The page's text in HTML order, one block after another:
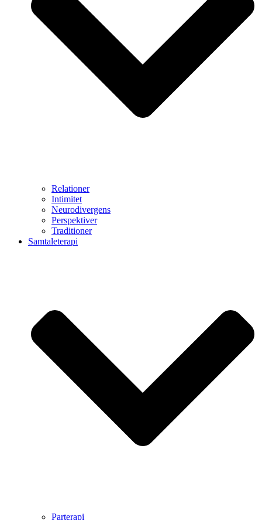
Relationer
Intimitet
Neurodivergens
Perspektiver
Traditioner
Samtaleterapi
Parterapi